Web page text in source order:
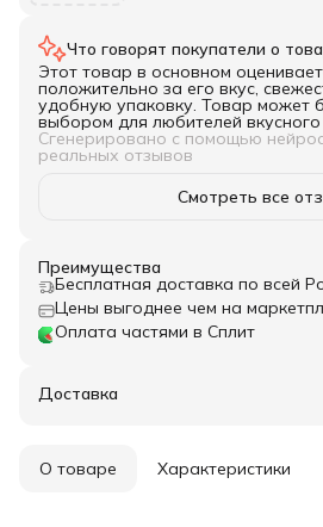
Что говорят покупатели о
Этот товар в основном
положительно за его вкус,
удобную упаковку. Товар может
выбором для любителей
Сгенерировано с помощью
реальных отзывов
Смотреть все
Преимущества
Бесплатная доставка по всей
Цены выгоднее чем на
Оплата частями в Сплит
Доставка
О товаре Характеристики